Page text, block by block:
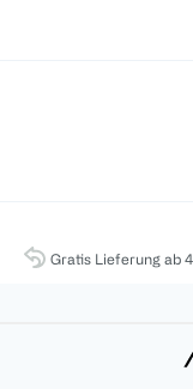
Gratis Lieferung ab